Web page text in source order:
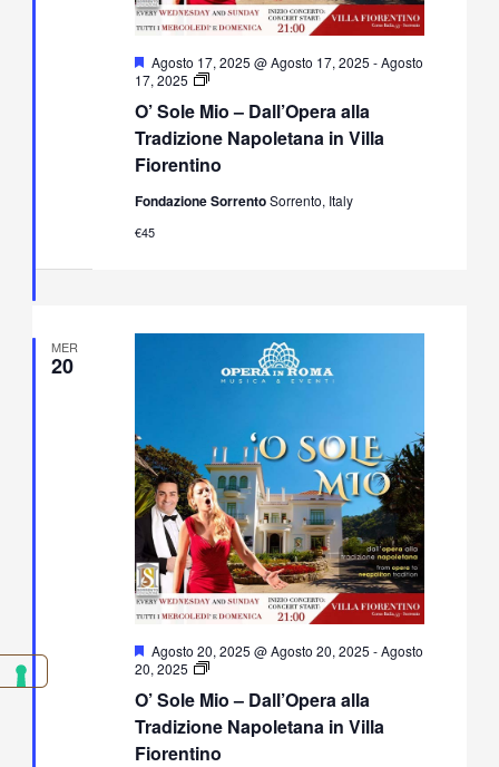
O’ Sole Mio – Dall’Opera alla
Tradizione Napoletana in Villa
Fiorentino
Segnalati
Agosto 17, 2025 @ Agosto 17, 2025 -Agosto
17, 2025
O’
Mio
–
Dall’Opera
alla
Napoletana
Fondazione SorrentoSorrento, Italy
€45
MER
20
O’ Sole Mio – Dall’Opera alla
Tradizione Napoletana in Villa
Fiorentino
Segnalati
Agosto 20, 2025 @ Agosto 20, 2025 -Agosto
20, 2025
O’
Mio
–
Dall’Opera
alla